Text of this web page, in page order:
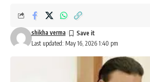
Last updated: May 16, 2026 1:40 pm
shikha verma